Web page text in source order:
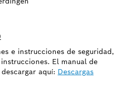
e instrucciones de seguridad,
El manual de
aquí: Descargas